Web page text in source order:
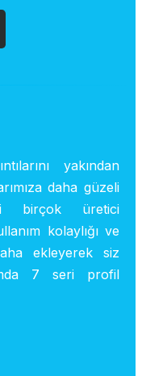
yakından
daha güzeli
birçok üretici
kolaylığı ve
ekleyerek siz
7 seri profil